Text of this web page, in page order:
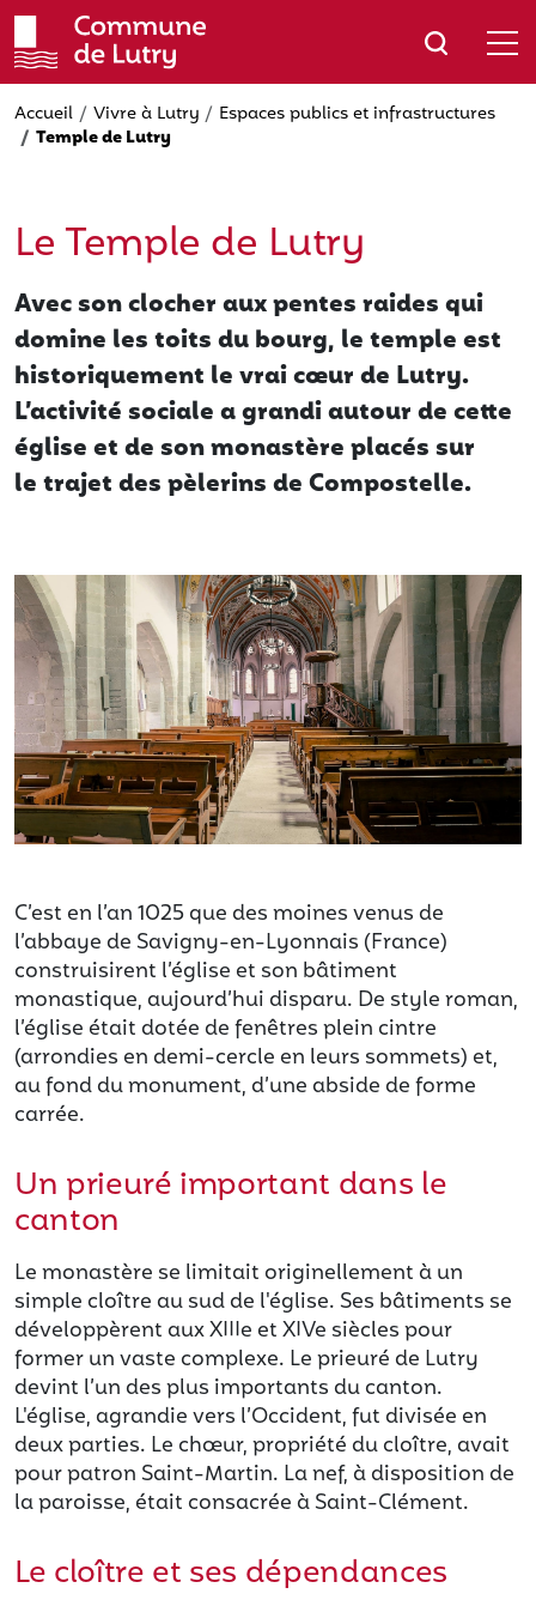
Aller
au
contenu
principal
Accueil Vivre à Lutry
Espaces publics et infrastructures
Temple de Lutry
Le Temple de Lutry
Avec son clocher aux pentes raides qui
domine les toits du bourg, le temple est
historiquement le vrai cœur de Lutry.
L’activité sociale a grandi autour de cette
église et de son monastère placés sur
le trajet des pèlerins de Compostelle.
C’est en l’an 1025 que des moines venus de
l’abbaye de Savigny-en-Lyonnais (France)
construisirent l’église et son bâtiment
monastique, aujourd’hui disparu. De style roman,
l’église était dotée de fenêtres plein cintre
(arrondies en demi-cercle en leurs sommets) et,
au fond du monument, d’une abside de forme
carrée.
Un prieuré important dans le
canton
Le monastère se limitait originellement à un
simple cloître au sud de l'église. Ses bâtiments se
développèrent aux XIIIe et XIVe siècles pour
former un vaste complexe. Le prieuré de Lutry
devint l’un des plus importants du canton.
L'église, agrandie vers l’Occident, fut divisée en
deux parties. Le chœur, propriété du cloître, avait
pour patron Saint-Martin. La nef, à disposition de
la paroisse, était consacrée à Saint-Clément.
Le cloître et ses dépendances